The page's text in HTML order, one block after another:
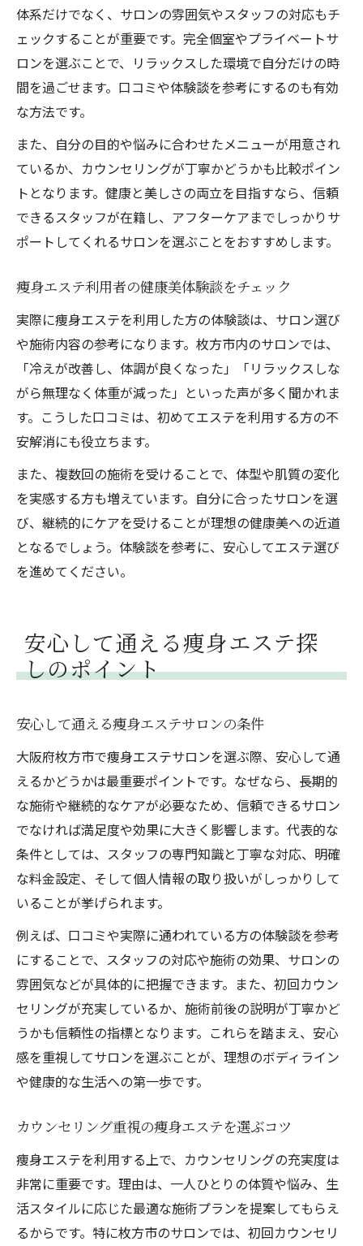
体系だけでなく、サロンの雰囲気やスタッフの対応もチ
ェックすることが重要です。完全個室やプライベートサ
ロンを選ぶことで、リラックスした環境で自分だけの時
間を過ごせます。口コミや体験談を参考にするのも有効
な方法です。
また、自分の目的や悩みに合わせたメニューが用意され
ているか、カウンセリングが丁寧かどうかも比較ポイン
トとなります。健康と美しさの両立を目指すなら、信頼
できるスタッフが在籍し、アフターケアまでしっかりサ
ポートしてくれるサロンを選ぶことをおすすめします。
痩身エステ利用者の健康美体験談をチェック
実際に痩身エステを利用した方の体験談は、サロン選び
や施術内容の参考になります。枚方市内のサロンでは、
「冷えが改善し、体調が良くなった」「リラックスしな
がら無理なく体重が減った」といった声が多く聞かれま
す。こうした口コミは、初めてエステを利用する方の不
安解消にも役立ちます。
また、複数回の施術を受けることで、体型や肌質の変化
を実感する方も増えています。自分に合ったサロンを選
び、継続的にケアを受けることが理想の健康美への近道
となるでしょう。体験談を参考に、安心してエステ選び
を進めてください。
安心して通える痩身エステ探
しのポイント
安心して通える痩身エステサロンの条件
大阪府枚方市で痩身エステサロンを選ぶ際、安心して通
えるかどうかは最重要ポイントです。なぜなら、長期的
な施術や継続的なケアが必要なため、信頼できるサロン
でなければ満足度や効果に大きく影響します。代表的な
条件としては、スタッフの専門知識と丁寧な対応、明確
な料金設定、そして個人情報の取り扱いがしっかりして
いることが挙げられます。
例えば、口コミや実際に通われている方の体験談を参考
にすることで、スタッフの対応や施術の効果、サロンの
雰囲気などが具体的に把握できます。また、初回カウン
セリングが充実しているか、施術前後の説明が丁寧かど
うかも信頼性の指標となります。これらを踏まえ、安心
感を重視してサロンを選ぶことが、理想のボディライン
や健康的な生活への第一歩です。
カウンセリング重視の痩身エステを選ぶコツ
痩身エステを利用する上で、カウンセリングの充実度は
非常に重要です。理由は、一人ひとりの体質や悩み、生
活スタイルに応じた最適な施術プランを提案してもらえ
るからです。特に枚方市のサロンでは、初回カウンセリ